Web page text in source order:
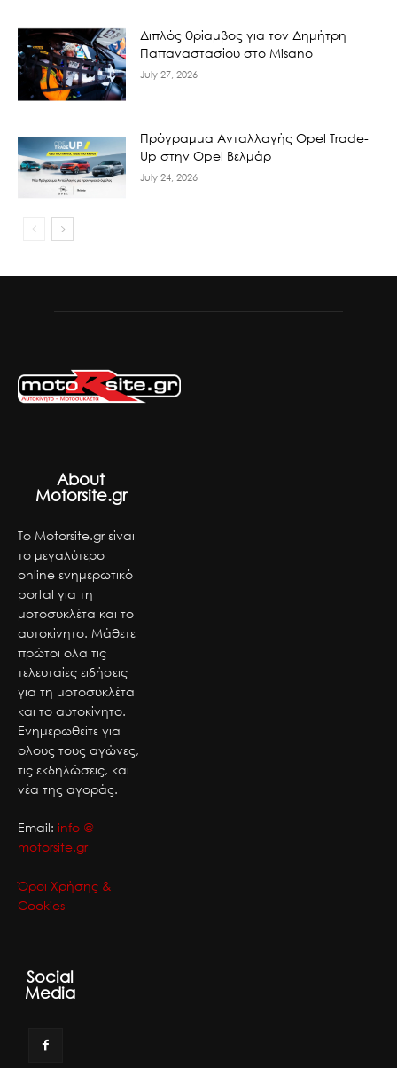
Διπλός θρίαμβος για τον Δημήτρη
Παπαναστασίου στο Misano
July 27, 2026
Πρόγραμμα Ανταλλαγής Opel Trade-
Up στην Opel Βελμάρ
July 24, 2026
About
Motorsite.gr
Το Motorsite.gr είναι
το μεγαλύτερο
online ενημερωτικό
portal για τη
μοτοσυκλέτα και το
αυτοκίνητο. Μάθετε
πρώτοι ολα τις
τελευταίες ειδήσεις
για τη μοτοσυκλέτα
και το αυτοκίνητο.
Ενημερωθείτε για
ολους τους αγώνες,
τις εκδηλώσεις, και
νέα της αγοράς.
Email: info @
motorsite.gr
Όροι Χρήσης &
Cookies
Social
Media